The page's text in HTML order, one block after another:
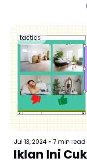
tactics
Jul 13, 2024 • 7 min read
Iklan Ini